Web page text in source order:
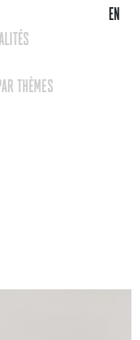
en
THèMES